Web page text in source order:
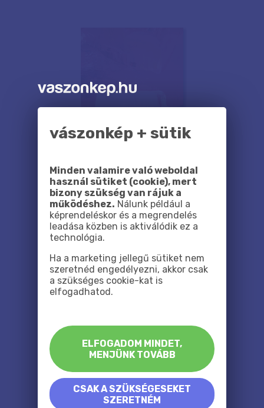
vászonkép + sütik
Minden valamire való weboldal
használ sütiket (cookie), mert
bizony szükség van rájuk a
működéshez. Nálunk például a
képrendeléskor és a megrendelés
leadása közben is aktiválódik ez a
technológia.
Ha a marketing jellegű sütiket nem
szeretnéd engedélyezni, akkor csak
a szükséges cookie-kat is
elfogadhatod.
ELFOGADOM MINDET,
MENJÜNK TOVÁBB
CSAK A SZÜKSÉGESEKET
SZERETNÉM